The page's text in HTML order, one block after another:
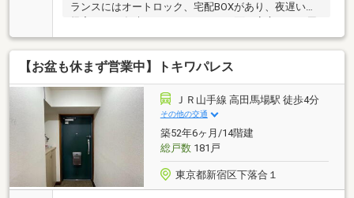
ランスにはオートロック、宅配BOXがあり、夜遅いご
辺にはスーパーやコンビニエンスストアなどの生活施
設が徒歩圏内にあり生活環境が整っています。ご所有
不動産のご売却、お住まいのご購入はお任せ下さい。
■資金計画について■購入条件について■税金につい
て・・・等不動産に関することなら、どのようなこと
でもお気軽にご相談くださいインターネット未掲載の
物件も多数取り扱っております。
【お盆も休まず営業中】トキワパレス
ＪＲ山手線 高田馬場駅 徒歩4分
その他の交通
築52年6ヶ月/14階建
総戸数181戸
東京都新宿区下落合１